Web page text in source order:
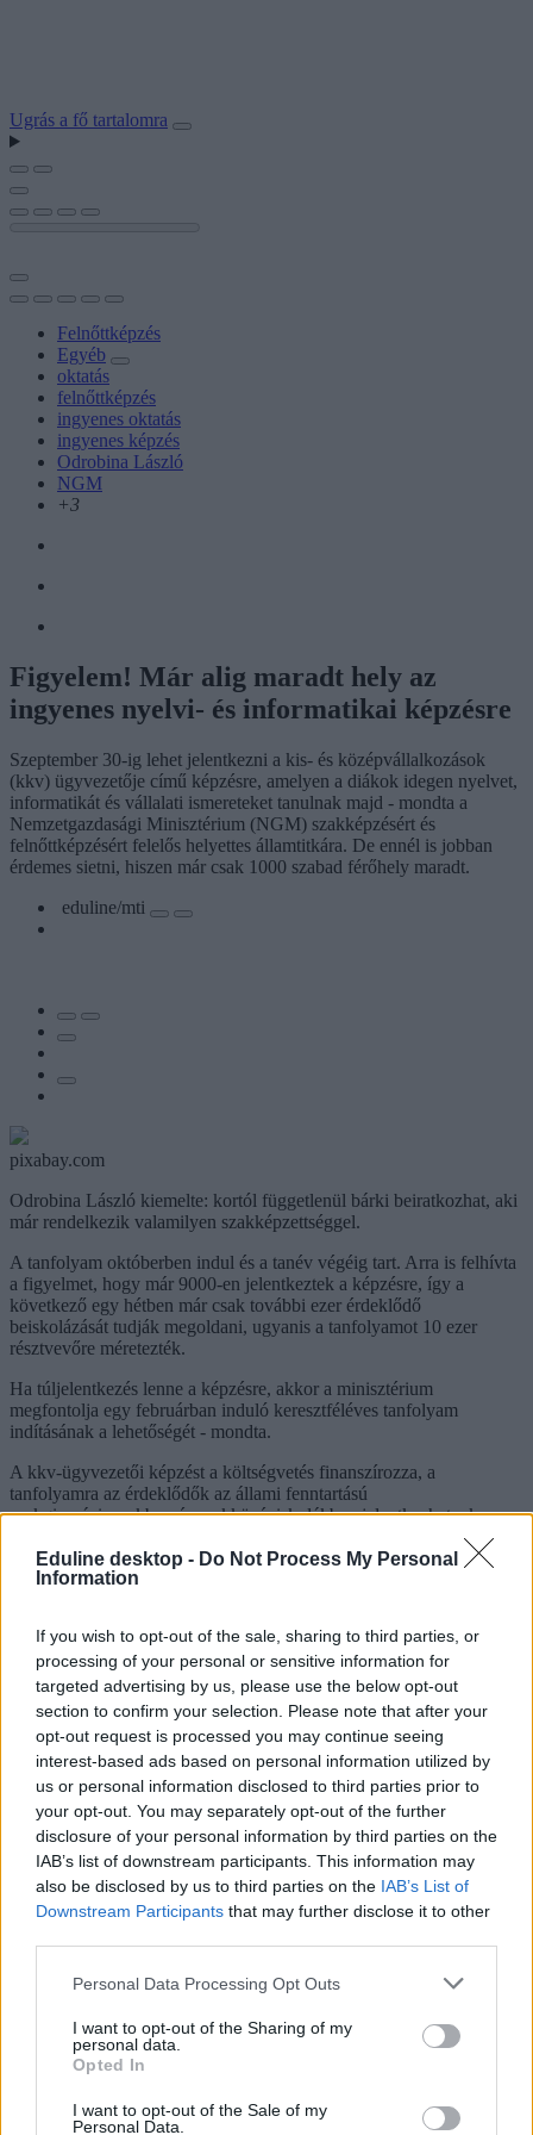
Eduline desktop - Do Not Process My Personal
Information
If you wish to opt-out of the sale, sharing to third parties, or
processing of your personal or sensitive information for
targeted advertising by us, please use the below opt-out
section to confirm your selection. Please note that after your
opt-out request is processed you may continue seeing
interest-based ads based on personal information utilized by
us or personal information disclosed to third parties prior to
your opt-out. You may separately opt-out of the further
disclosure of your personal information by third parties on the
IAB’s list of downstream participants. This information may
also be disclosed by us to third parties on the IAB’s List of
Downstream Participants that may further disclose it to other
Personal Data Processing Opt Outs
I want to opt-out of the Sharing of my
personal data.
Opted In
I want to opt-out of the Sale of my
Personal Data.
Ugrás a fő tartalomra
Felnőttképzés
Egyéb
oktatás
felnőttképzés
ingyenes oktatás
ingyenes képzés
Odrobina László
NGM
+3
Figyelem! Már alig maradt hely az
ingyenes nyelvi- és informatikai képzésre
Szeptember 30-ig lehet jelentkezni a kis- és középvállalkozások
(kkv) ügyvezetője című képzésre, amelyen a diákok idegen nyelvet,
informatikát és vállalati ismereteket tanulnak majd - mondta a
Nemzetgazdasági Minisztérium (NGM) szakképzésért és
felnőttképzésért felelős helyettes államtitkára. De ennél is jobban
érdemes sietni, hiszen már csak 1000 szabad férőhely maradt.
eduline/mti
pixabay.com
Odrobina László kiemelte: kortól függetlenül bárki beiratkozhat, aki
már rendelkezik valamilyen szakképzettséggel.
A tanfolyam októberben indul és a tanév végéig tart. Arra is felhívta
a figyelmet, hogy már 9000-en jelentkeztek a képzésre, így a
következő egy hétben már csak további ezer érdeklődő
beiskolázását tudják megoldani, ugyanis a tanfolyamot 10 ezer
résztvevőre méretezték.
Ha túljelentkezés lenne a képzésre, akkor a minisztérium
megfontolja egy februárban induló keresztféléves tanfolyam
indításának a lehetőségét - mondta.
A kkv-ügyvezetői képzést a költségvetés finanszírozza, a
tanfolyamra az érdeklődők az állami fenntartású
szakgimnáziumokban és szakközépiskolákban jelentkezhetnek.
ingyenes oktatás
ingyenes képzés
Odrobina László
NGM
Hozzászólások
hosszú hétvége és tanítási szünet
Még három hosszabb pihenő vár rátok idén: mutatjuk a dátumokat.
Campus life